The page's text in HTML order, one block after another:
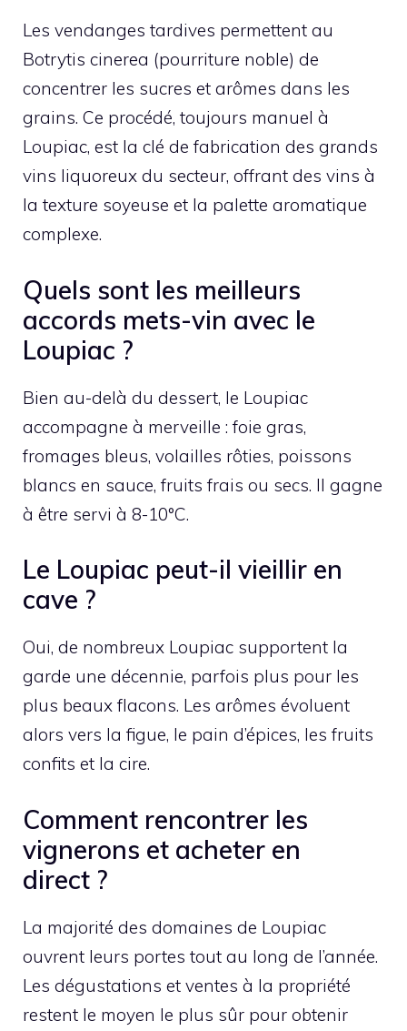
Les vendanges tardives permettent au
Botrytis cinerea (pourriture noble) de
concentrer les sucres et arômes dans les
grains. Ce procédé, toujours manuel à
Loupiac, est la clé de fabrication des grands
vins liquoreux du secteur, offrant des vins à
la texture soyeuse et la palette aromatique
complexe.
Quels sont les meilleurs
accords mets-vin avec le
Loupiac ?
Bien au-delà du dessert, le Loupiac
accompagne à merveille : foie gras,
fromages bleus, volailles rôties, poissons
blancs en sauce, fruits frais ou secs. Il gagne
à être servi à 8-10°C.
Le Loupiac peut-il vieillir en
cave ?
Oui, de nombreux Loupiac supportent la
garde une décennie, parfois plus pour les
plus beaux flacons. Les arômes évoluent
alors vers la figue, le pain d’épices, les fruits
confits et la cire.
Comment rencontrer les
vignerons et acheter en
direct ?
La majorité des domaines de Loupiac
ouvrent leurs portes tout au long de l’année.
Les dégustations et ventes à la propriété
restent le moyen le plus sûr pour obtenir